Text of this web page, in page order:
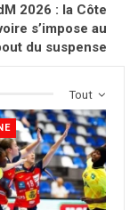
2026 : la Côte
s’impose au
du suspense
Tout